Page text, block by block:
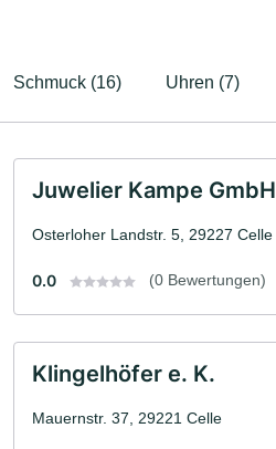
Schmuck (16) Uhren (7)
Juwelier Kampe GmbH
Osterloher Landstr. 5, 29227 Celle
0.0 (0 Bewertungen)
Klingelhöfer e. K.
Mauernstr. 37, 29221 Celle